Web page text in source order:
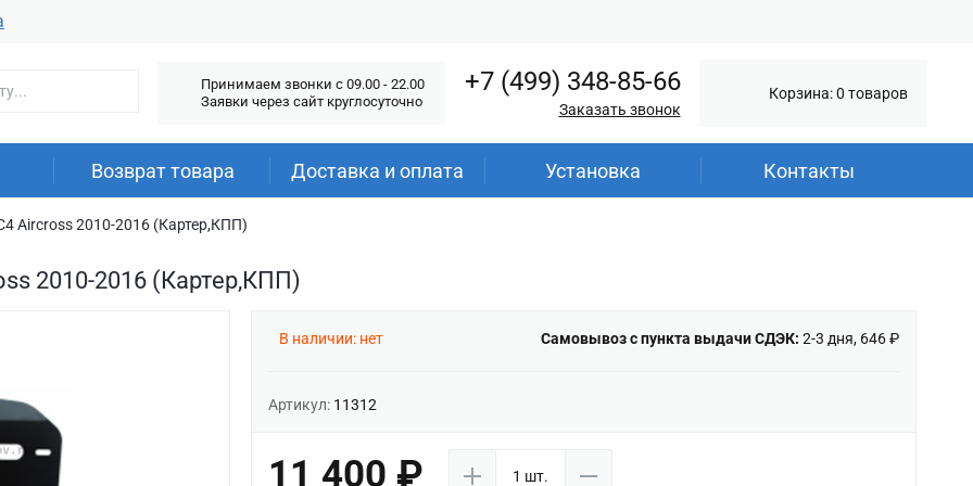
Принимаем звонки c 09.00 - 22.00
Заявки через сайт круглосуточно
+7 (499) 348-85-66
Заказать звонок
Корзина: 0 товаров
Возврат товара Доставка и оплата Установка Контакты
Aircross 2010-2016 (Картер,КПП)
2010-2016 (Картер,КПП)
В наличии: нет Самовывоз с пункта выдачи СДЭК: 2-3 дня, 646 ₽
Артикул: 11312
11 400 ₽